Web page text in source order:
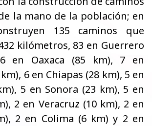
la mano de la población; en
135 caminos que
kilómetros, 83 en Guerrero
en Oaxaca (85 km), 7 en
6 en Chiapas (28 km), 5 en
5 en Sonora (23 km), 5 en
2 en Veracruz (10 km), 2 en
2 en Colima (6 km) y 2 en